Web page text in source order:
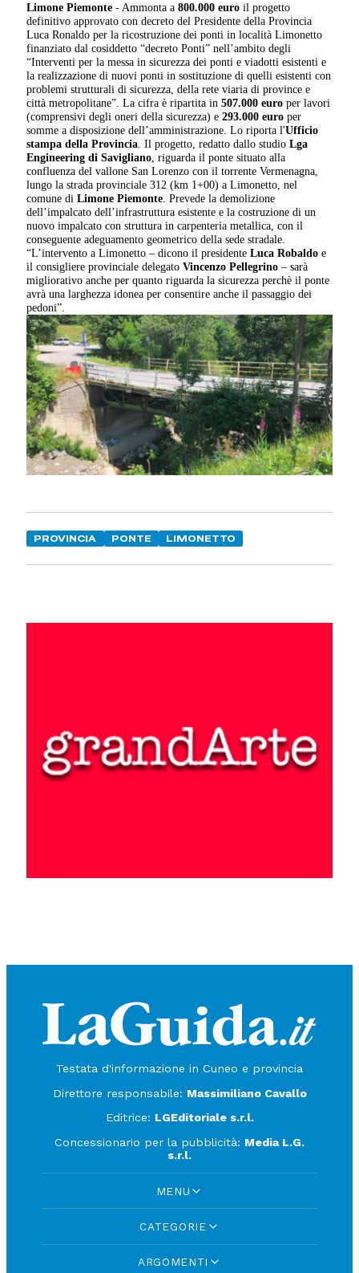
Limone Piemonte - Ammonta a800.000 euro il progetto
definitivo approvato con decreto del Presidente della Provincia
Luca Ronaldo per la ricostruzione dei ponti in località Limonetto
finanziato dal cosiddetto “decreto Ponti” nell’ambito degli
“Interventi per la messa in sicurezza dei ponti e viadotti esistenti e
la realizzazione di nuovi ponti in sostituzione di quelli esistenti con
problemi strutturali di sicurezza, della rete viaria di province e
città metropolitane”. La cifra è ripartita in507.000 euro per lavori
(comprensivi degli oneri della sicurezza) e293.000 euro per
somme a disposizione dell’amministrazione. Lo riporta l'Ufficio
stampa della Provincia. Il progetto, redatto dallo studioLga
Engineering di Savigliano, riguarda il ponte situato alla
confluenza del vallone San Lorenzo con il torrente Vermenagna,
lungo la strada provinciale 312 (km 1+00) a Limonetto, nel
comune diLimone Piemonte. Prevede la demolizione
dell’impalcato dell’infrastruttura esistente e la costruzione di un
nuovo impalcato con struttura in carpenteria metallica, con il
conseguente adeguamento geometrico della sede stradale.
“L’intervento a Limonetto – dicono il presidenteLuca Robaldo e
il consigliere provinciale delegatoVincenzo Pellegrino – sarà
migliorativo anche per quanto riguarda la sicurezza perchè il ponte
avrà una larghezza idonea per consentire anche il passaggio dei
pedoni”.
PROVINCIA PONTE LIMONETTO
Testata d'informazione in Cuneo e provincia
Direttore responsabile: Massimiliano Cavallo
Editrice: LGEditoriale s.r.l.
Concessionario per la pubblicità: Media L.G.
s.r.l.
MENU
CATEGORIE
ARGOMENTI